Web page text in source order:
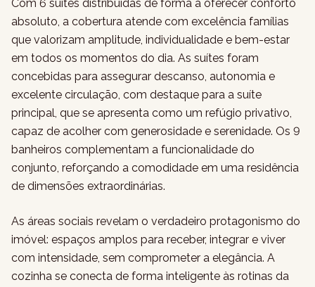
Com 6 suítes distribuídas de forma a oferecer conforto
absoluto, a cobertura atende com excelência famílias
que valorizam amplitude, individualidade e bem-estar
em todos os momentos do dia. As suítes foram
concebidas para assegurar descanso, autonomia e
excelente circulação, com destaque para a suíte
principal, que se apresenta como um refúgio privativo,
capaz de acolher com generosidade e serenidade. Os 9
banheiros complementam a funcionalidade do
conjunto, reforçando a comodidade em uma residência
de dimensões extraordinárias.
As áreas sociais revelam o verdadeiro protagonismo do
imóvel: espaços amplos para receber, integrar e viver
com intensidade, sem comprometer a elegância. A
cozinha se conecta de forma inteligente às rotinas da